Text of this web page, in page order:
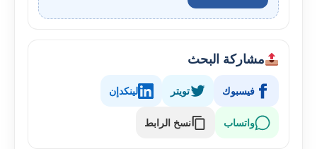
مشاركة البحث
فيسبوك تويتر لينكدإن
واتساب نسخ الرابط